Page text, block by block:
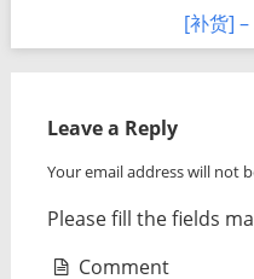
[补货]
Leave a Reply
Your email address will not
Please fill the fields
Comment